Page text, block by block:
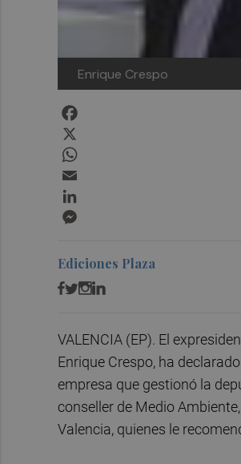
Enrique Crespo
Ediciones Plaza
VALENCIA (EP). El
Enrique Crespo, ha
empresa que gestionó la
conseller de Medio
Valencia, quienes le